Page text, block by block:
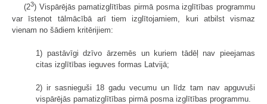
(23) Vispārējās pamatizglītības pirmā posma izglītības programmu
var īstenot tālmācībā arī tiem izglītojamiem, kuri atbilst vismaz
vienam no šādiem kritērijiem:
1) pastāvīgi dzīvo ārzemēs un kuriem tādēļ nav pieejamas
citas izglītības ieguves formas Latvijā;
2) ir sasnieguši 18 gadu vecumu un līdz tam nav apguvuši
vispārējās pamatizglītības pirmā posma izglītības programmu.